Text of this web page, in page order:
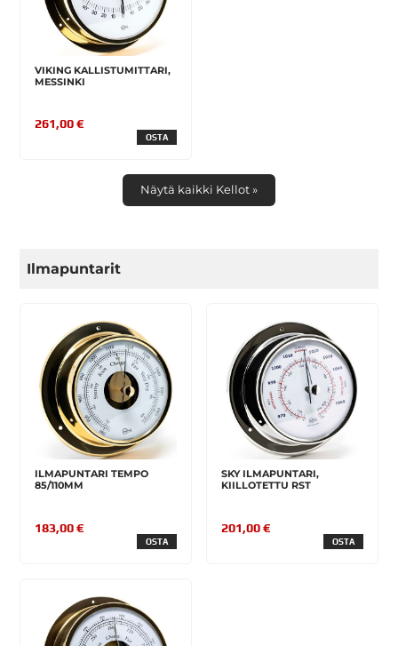
VIKING KALLISTUMITTARI,
MESSINKI
261,00 €
OSTA
Näytä kaikki Kellot »
Ilmapuntarit
ILMAPUNTARI TEMPO
85/110MM
183,00 €
OSTA
SKY ILMAPUNTARI,
KIILLOTETTU RST
201,00 €
OSTA